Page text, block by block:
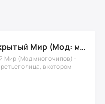
Toilet Fight Открытый Мир (Мод: много чипов, денег, все открыто, бессмертие, урон, 50+ читов)
Мир (Мод много чипов) -
лица, в котором